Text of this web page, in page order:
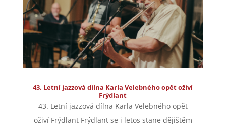
43. Letní jazzová dílna Karla Velebného opět oživí
Frýdlant
43. Letní jazzová dílna Karla Velebného opět
oživí Frýdlant Frýdlant se i letos stane dějištěm